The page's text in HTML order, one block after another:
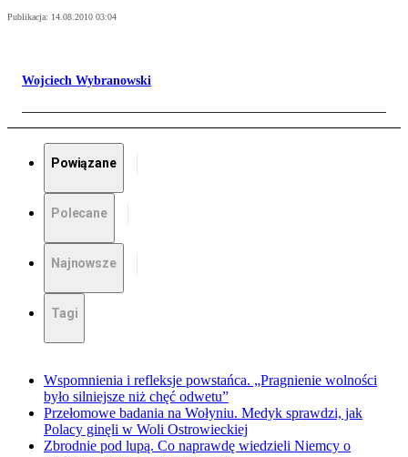
Publikacja: 14.08.2010 03:04
Wojciech Wybranowski
Powiązane
Polecane
Najnowsze
Tagi
Wspomnienia i refleksje powstańca. „Pragnienie wolności
było silniejsze niż chęć odwetu”
Przełomowe badania na Wołyniu. Medyk sprawdzi, jak
Polacy ginęli w Woli Ostrowieckiej
Zbrodnie pod lupą. Co naprawdę wiedzieli Niemcy o